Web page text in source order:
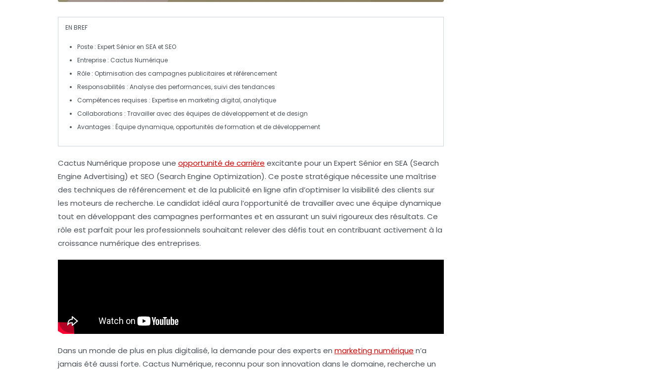
EN BREF
Poste : Expert Sénior en SEA et SEO
Entreprise : Cactus Numérique
Rôle : Optimisation des campagnes publicitaires et référencement
Responsabilités : Analyse des performances, suivi des tendances
Compétences requises : Expertise en marketing digital, analytique
Collaborations : Travailler avec des équipes de développement et de design
Avantages : Équipe dynamique, opportunités deformation et de développement
Cactus Numérique propose une opportunité de carrière excitante pour un Expert Sénioren SEA (Search
Engine Advertising) et SEO (Search Engine Optimization). Ce poste stratégique nécessite une maîtrise
des techniques de référencement et de la publicité en ligne afin d’optimiser la visibilité des clients sur
les moteurs de recherche. Le candidat idéal aura l’opportunité de travailler avec une équipe dynamique
tout en développant des campagnes performantes et en assurant un suivi rigoureux des résultats. Ce
rôle est parfait pour les professionnels souhaitant relever des défis tout en contribuant activement à la
croissance numérique des entreprises.
Dans un monde de plus en plus digitalisé, la demande pour des experts en marketing numérique n’a
jamais été aussi forte. Cactus Numérique, reconnu pour son innovation dans le domaine, recherche un